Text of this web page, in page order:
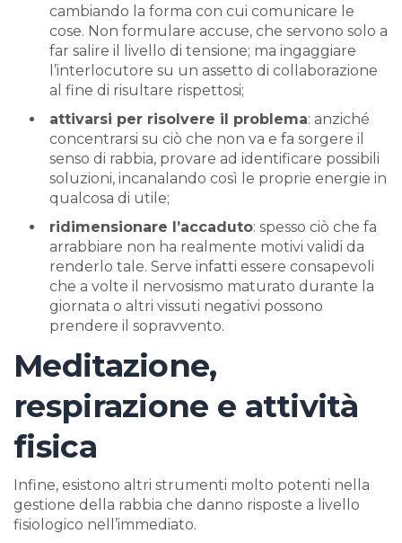
cambiando la forma con cui comunicare le
cose. Non formulare accuse, che servono solo a
far salire il livello di tensione; ma ingaggiare
l’interlocutore su un assetto di collaborazione
al fine di risultare rispettosi;
attivarsi per risolvere il problema: anziché
concentrarsi su ciò che non va e fa sorgere il
senso di rabbia, provare ad identificare possibili
soluzioni, incanalando così le proprie energie in
qualcosa di utile;
ridimensionare l’accaduto: spesso ciò che fa
arrabbiare non ha realmente motivi validi da
renderlo tale. Serve infatti essere consapevoli
che a volte il nervosismo maturato durante la
giornata o altri vissuti negativi possono
prendere il sopravvento.
Meditazione,
respirazione e attività
fisica
Infine, esistono altri strumenti molto potenti nella
gestione della rabbia che danno risposte a livello
fisiologico nell’immediato.